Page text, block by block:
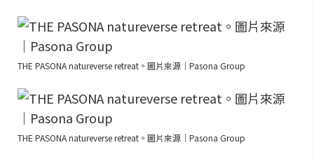
THE PASONA natureverse retreat。圖片來源｜Pasona Group
THE PASONA natureverse retreat。圖片來源｜Pasona Group